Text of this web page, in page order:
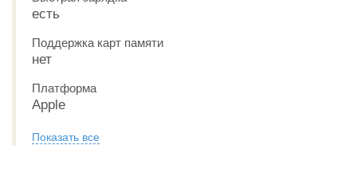
есть
Поддержка карт памяти
нет
Платформа
Apple
Показать все